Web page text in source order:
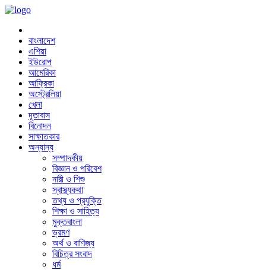
বাংলাদেশ
এশিয়া
ইউরোপ
আমেরিকা
আফ্রিকা
অস্ট্রেলিয়া
খেলা
দূতাবাস
বিনোদন
সাক্ষাতকার
অন্যান্য
সম্পাদকীয়
বিজ্ঞান ও পরিবেশ
নারী ও শিশু
স্বাস্থ্যকথা
তথ্য ও প্রযুক্তি
শিক্ষা ও সাহিত্য
মুক্তবাংলা
ভ্রমণ
অর্থ ও বাণিজ্য
বিচিত্র সংবাদ
ধর্ম